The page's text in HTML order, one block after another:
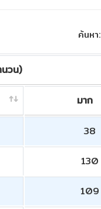
ค้นหา:
วน)
มาก
38
130
109